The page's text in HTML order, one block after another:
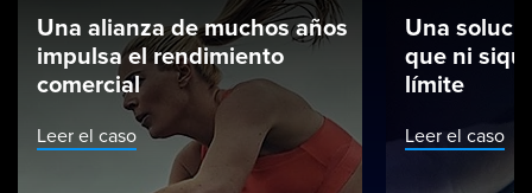
Una alianza de muchos años
impulsa el rendimiento
comercial
Leer el caso
Una
que ni
límite
Leer el caso